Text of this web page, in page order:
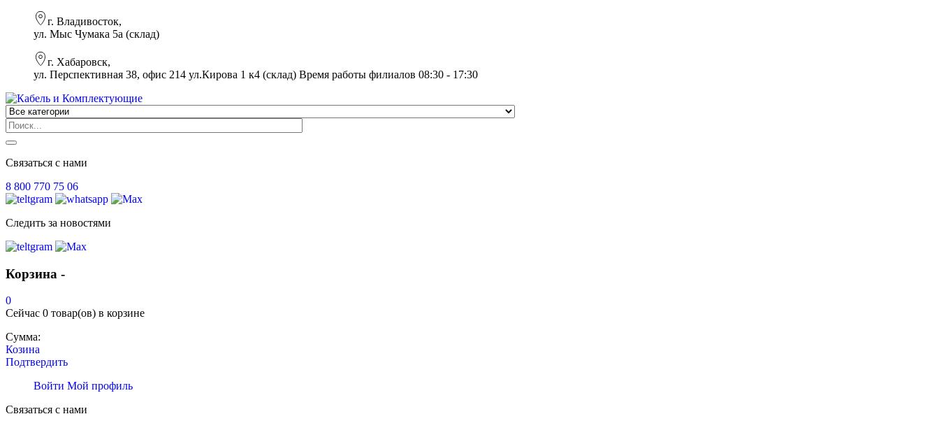
г. Владивосток,
ул. Мыс Чумака 5а (склад)
г. Хабаровск,
ул. Перспективная 38, офис 214 ул.Кирова 1 к4 (склад) Время работы филиалов 08:30 - 17:30
Связаться с нами
8 800 770 75 06
Следить за новостями
Корзина -
0
Сейчас 0 товар(ов) в корзине
Сумма:
Козина
Подтвердить
Войти Мой профиль
Связаться с нами